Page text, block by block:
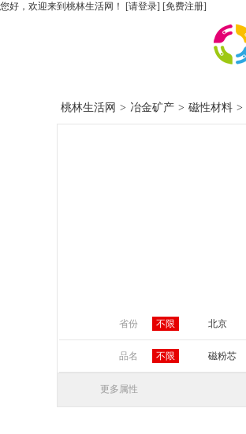
您好，欢迎来到桃林生活网！ [请登录] [免费注册]
桃林生活网 > 冶金矿产 > 磁性材料 >
省份 不限 北京
山东 河南
品名 不限 磁粉芯
更多属性